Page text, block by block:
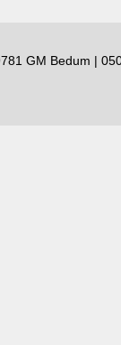
GM Bedum |